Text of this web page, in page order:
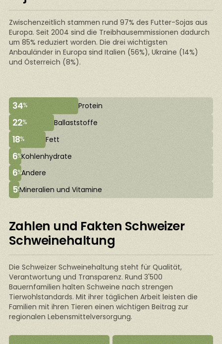
Zwischenzeitlich stammen rund 97% des Futter-Sojas aus
Europa. Seit 2004 sind die Treibhausemmissionen dadurch
um 85% reduziert worden. Die drei wichtigsten
Anbauländer in Europa sind Italien (56%), Ukraine (14%)
und Österreich (8%).
34% Protein
22% Ballaststoffe
18% Fett
6%Kohlenhydrate
6%Andere
5%Mineralien und Vitamine
Zahlen und Fakten Schweizer
Schweinehaltung
Die Schweizer Schweinehaltung steht für Qualität,
Verantwortung und Transparenz. Rund 3'500
Bauernfamilien halten Schweine nach strengen
Tierwohlstandards. Mit ihrer täglichen Arbeit leisten die
Familien mit ihren Tieren einen wichtigen Beitrag zur
regionalen Lebensmittelversorgung.